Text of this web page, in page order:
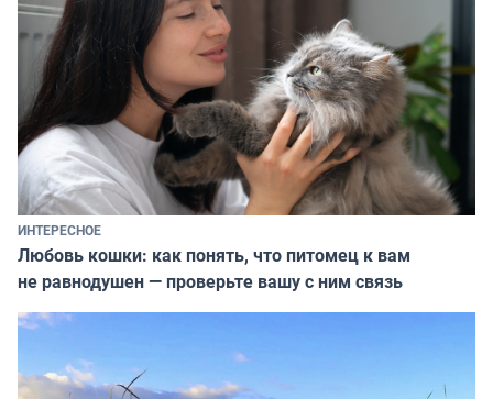
ИНТЕРЕСНОЕ
Любовь кошки: как понять, что питомец к вам
не равнодушен — проверьте вашу с ним связь